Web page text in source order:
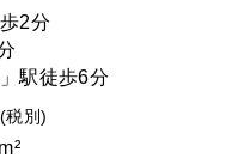
2分
」駅徒歩6分
税別)